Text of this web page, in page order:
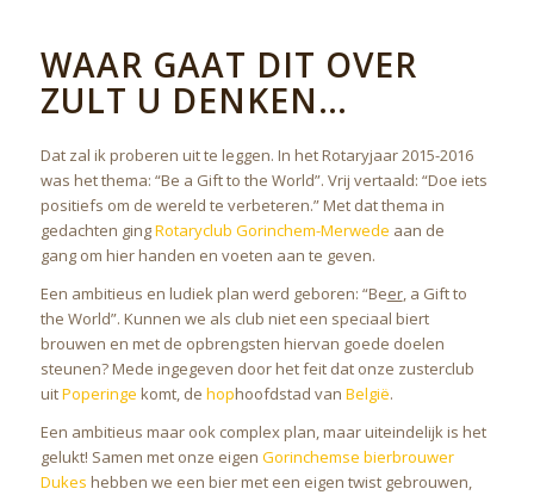
WAAR GAAT DIT OVER
ZULT U DENKEN…
Dat zal ik proberen uit te leggen. In het Rotaryjaar 2015-2016
was het thema: “Be a Gift to the World”. Vrij vertaald: “Doe iets
positiefs om de wereld te verbeteren.” Met dat thema in
gedachten gingRotaryclub Gorinchem-Merwede aan de
gang om hier handen en voeten aan te geven.
Een ambitieus en ludiek plan werd geboren: “Beer, a Gift to
the World”. Kunnen we als club niet een speciaal biert
brouwen en met de opbrengsten hiervan goede doelen
steunen? Mede ingegeven door het feit dat onze zusterclub
uitPoperinge komt, de hophoofdstad van België.
Een ambitieus maar ook complex plan, maar uiteindelijk is het
gelukt! Samen met onze eigen Gorinchemse bierbrouwer
Dukes hebben we een bier met een eigen twist gebrouwen,